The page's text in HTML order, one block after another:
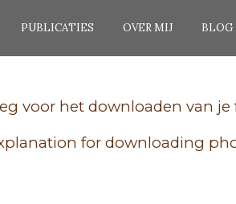
PUBLICATIES OVER MIJ BLOG
voor het downloaden van je
for downloading